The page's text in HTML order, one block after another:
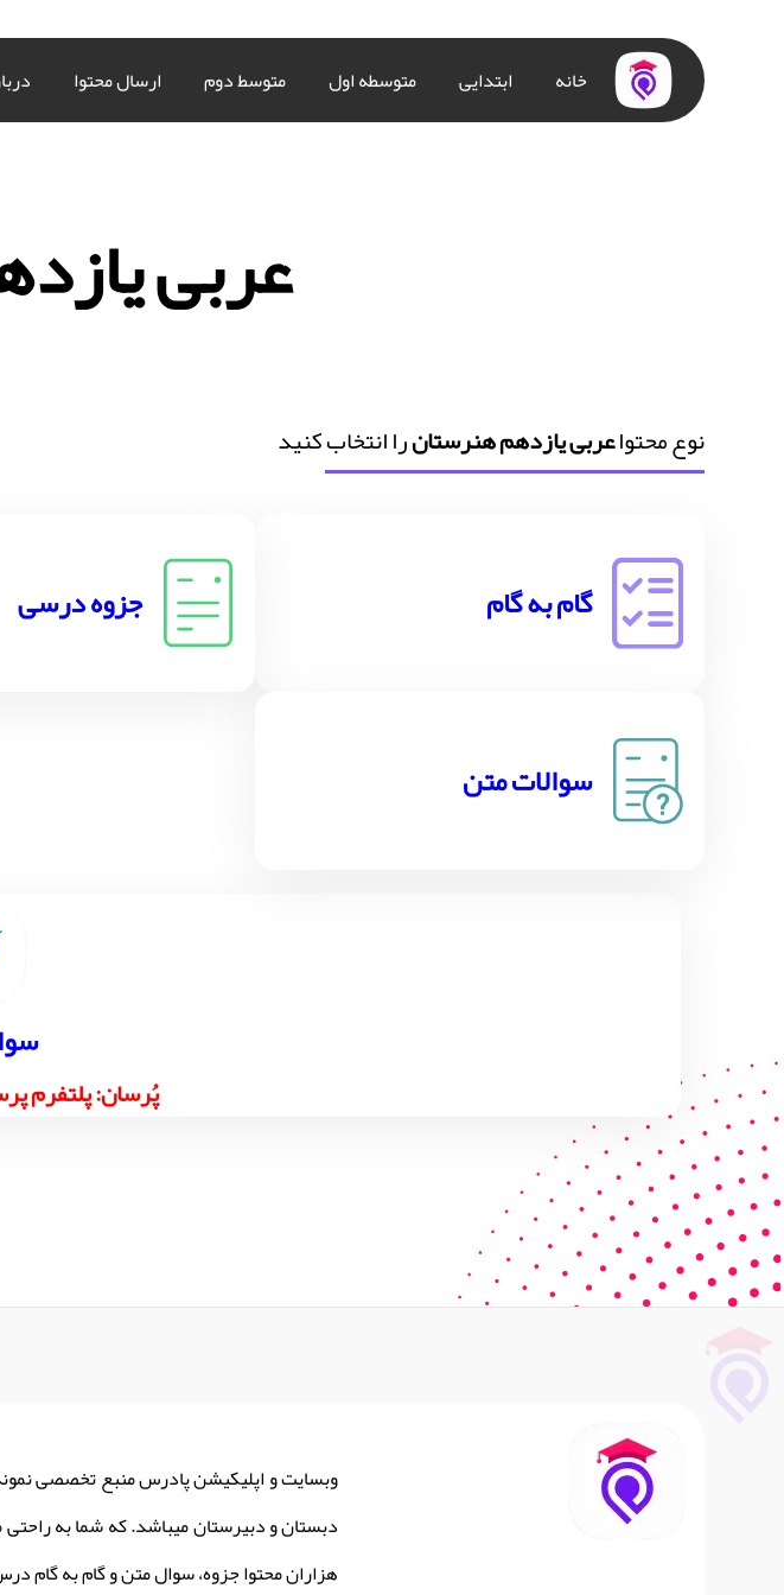
خانه ابتدایی متوسطه اول متوسط دوم ارسال محتوا
عربی
نوع محتواعربی یازدهم هنرستانرا انتخاب کنید
گام به گام جزوه درسی
سوالات متن
پُرسان: پلتفرم
وبسایت و اپلیکیشن پادرس منبع تخصصی
دبستان و دبیرستان میباشد. که شما به راحتی
هزاران محتوا جزوه، سوال متن و گام به